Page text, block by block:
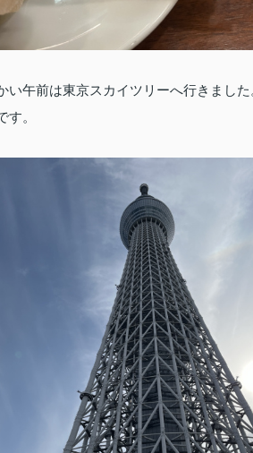
午前は東京スカイツリーへ行きました
。